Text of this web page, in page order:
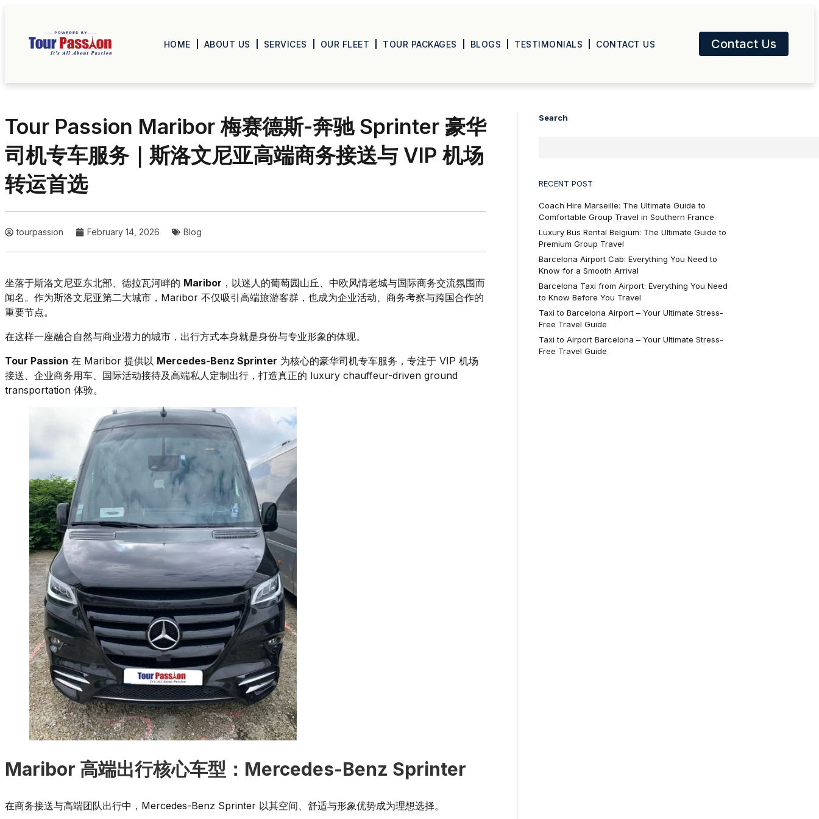
HOME ABOUT US SERVICES OUR FLEET TOUR PACKAGES BLOGS TESTIMONIALS CONTACT US Contact Us
Tour Passion Maribor 梅赛德斯-奔驰 Sprinter 豪华
司机专车服务｜斯洛文尼亚高端商务接送与 VIP 机场
转运首选
tourpassion February 14, 2026 Blog
坐落于斯洛文尼亚东北部、德拉瓦河畔的 Maribor ，以迷人的葡萄园山丘、中欧风情老城与国际商务交流氛围而
闻名。作为斯洛文尼亚第二大城市，Maribor 不仅吸引高端旅游客群，也成为企业活动、商务考察与跨国合作的
重要节点。
在这样一座融合自然与商业潜力的城市，出行方式本身就是身份与专业形象的体现。
Tour Passion 在 Maribor 提供以 Mercedes-Benz Sprinter 为核心的豪华司机专车服务，专注于 VIP 机场
接送、企业商务用车、国际活动接待及高端私人定制出行，打造真正的 luxury chauffeur-driven ground
transportation 体验。
Maribor 高端出行核心车型：Mercedes-Benz Sprinter
在商务接送与高端团队出行中，Mercedes-Benz Sprinter 以其空间、舒适与形象优势成为理想选择。
Search
RECENT POST
Coach Hire Marseille: The Ultimate Guide to
Comfortable Group Travel in Southern France
Luxury Bus Rental Belgium: The Ultimate Guide to
Premium Group Travel
Barcelona Airport Cab: Everything You Need to
Know for a Smooth Arrival
Barcelona Taxi from Airport: Everything You Need
to Know Before You Travel
Taxi to Barcelona Airport – Your Ultimate Stress-
Free Travel Guide
Taxi to Airport Barcelona – Your Ultimate Stress-
Free Travel Guide